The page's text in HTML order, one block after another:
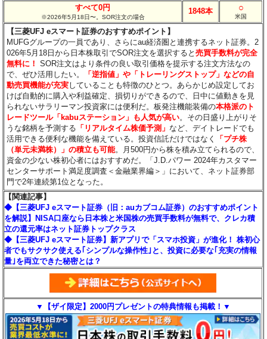
すべて0円
※2026年5月18日〜。SOR注文の場合
1848本 ○
米国
【三菱UFJ eスマート証券のおすすめポイント】
MUFGグループの一員であり、さらにau経済圏と連携するネット証券。2
026年5月18日から日本株取引でSOR注文を選択すると売買手数料が完全
無料に！ SOR注文はより条件の良い取引価格を提示する注文方法なの
で、ぜひ活用したい。
「逆指値」や「トレーリングストップ」などの自
動売買機能が充実していることも特徴のひとつ。あらかじめ設定してお
けば自動的に購入や利益確定、損切りができるので、日中に値動きを見
られないサラリーマン投資家には便利だ。板発注機能装備の本格派のト
レードツール「kabuステーション」も人気が高い。その日盛り上がりそ
うな銘柄を予測する 「リアルタイム株価予測」 など、デイトレードでも
活用できる便利な機能を備えている。投資信託だけではなく
「プチ株
（単元未満株）」の積立も可能。月500円から株を積み立てられるので、
資金の少ない株初心者にはおすすめだ。「J.D.パワー 2024年カスタマー
センターサポート満足度調査＜金融業界編＞」において、ネット証券部
門で2年連続第1位となった。
【関連記事】
◆【三菱UFJ eスマート証券（旧：auカブコム証券）のおすすめポイント
を解説】NISA口座なら日本株と米国株の売買手数料が無料で、クレカ積
立の還元率はネット証券トップクラス
◆【三菱UFJ eスマート証券】新アプリで「スマホ投資」が進化！ 株初心
者でもサクサク使える｢シンプルな操作性｣と、投資に必要な｢充実の情報
量｣を両立できた秘密とは？
▼【ザイ限定】2000円プレゼントの特典情報も掲載！▼